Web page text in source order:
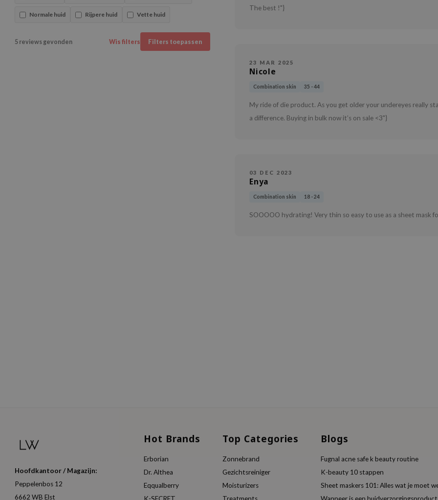
Normale huid Rijpere huid Vette huid
5 reviews gevonden Wis filters Filters toepassen
The best !"}
23 MAR 2025
Nicole
Combination skin 35 - 44
My ride of die product. As you get older your undereyes really
a difference. Buying in bulk now it’s on sale <3"}
03 DEC 2023
Enya
Combination skin 18 - 24
SOOOOO hydrating! Very thin so easy to use as a sheet mask
Hoofdkantoor / Magazijn:
Peppelenbos 12
6662 WB Elst
Hot Brands
Erborian
Dr. Althea
Eqqualberry
Top Categories
Zonnebrand
Gezichtsreiniger
Moisturizers
Blogs
Fugnal acne safe k beauty routine
K-beauty 10 stappen
Sheet maskers 101: Alles wat je moet